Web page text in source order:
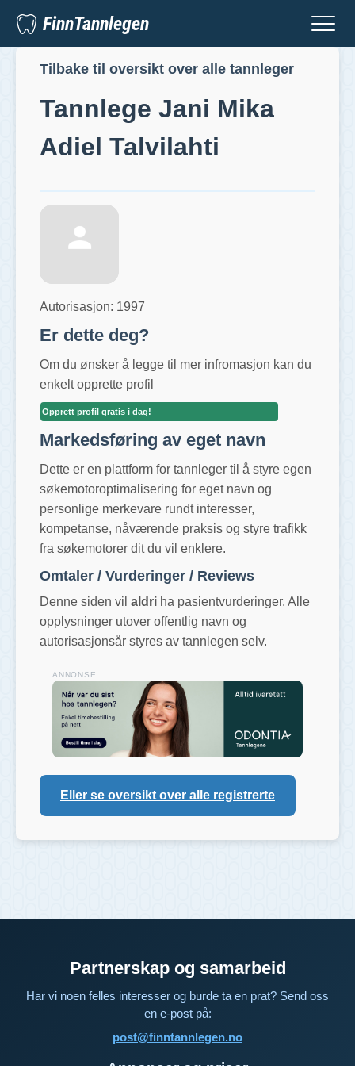
FinnTannlegen
Tilbake til oversikt over alle tannleger
Tannlege Jani Mika
Adiel Talvilahti
Autorisasjon: 1997
Er dette deg?
Om du ønsker å legge til mer infromasjon kan du
enkelt opprette profil
Opprett profil gratis i dag!
Markedsføring av eget navn
Dette er en plattform for tannleger til å styre egen
søkemotoroptimalisering for eget navn og
personlige merkevare rundt interesser,
kompetanse, nåværende praksis og styre trafikk
fra søkemotorer dit du vil enklere.
Omtaler / Vurderinger / Reviews
Denne siden vil aldri ha pasientvurderinger. Alle
opplysninger utover offentlig navn og
autorisasjonsår styres av tannlegen selv.
ANNONSE
Eller se oversikt over alle registrerte
Partnerskap og samarbeid
Har vi noen felles interesser og burde ta en prat? Send oss
en e-post på:
post@finntannlegen.no